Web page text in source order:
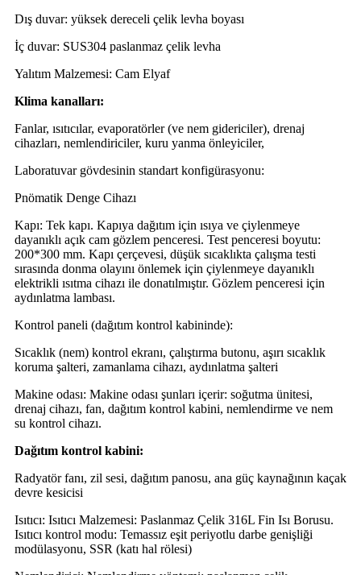
Dış duvar: yüksek dereceli çelik levha boyası
İç duvar: SUS304 paslanmaz çelik levha
Yalıtım Malzemesi: Cam Elyaf
Klima kanalları:
Fanlar, ısıtıcılar, evaporatörler (ve nem gidericiler), drenaj
cihazları, nemlendiriciler, kuru yanma önleyiciler,
Laboratuvar gövdesinin standart konfigürasyonu:
Pnömatik Denge Cihazı
Kapı: Tek kapı. Kapıya dağıtım için ısıya ve çiylenmeye
dayanıklı açık cam gözlem penceresi. Test penceresi boyutu:
200*300 mm. Kapı çerçevesi, düşük sıcaklıkta çalışma testi
sırasında donma olayını önlemek için çiylenmeye dayanıklı
elektrikli ısıtma cihazı ile donatılmıştır. Gözlem penceresi için
aydınlatma lambası.
Kontrol paneli (dağıtım kontrol kabininde):
Sıcaklık (nem) kontrol ekranı, çalıştırma butonu, aşırı sıcaklık
koruma şalteri, zamanlama cihazı, aydınlatma şalteri
Makine odası: Makine odası şunları içerir: soğutma ünitesi,
drenaj cihazı, fan, dağıtım kontrol kabini, nemlendirme ve nem
su kontrol cihazı.
Dağıtım kontrol kabini:
Radyatör fanı, zil sesi, dağıtım panosu, ana güç kaynağının kaçak
devre kesicisi
Isıtıcı: Isıtıcı Malzemesi: Paslanmaz Çelik 316L Fin Isı Borusu.
Isıtıcı kontrol modu: Temassız eşit periyotlu darbe genişliği
modülasyonu, SSR (katı hal rölesi)